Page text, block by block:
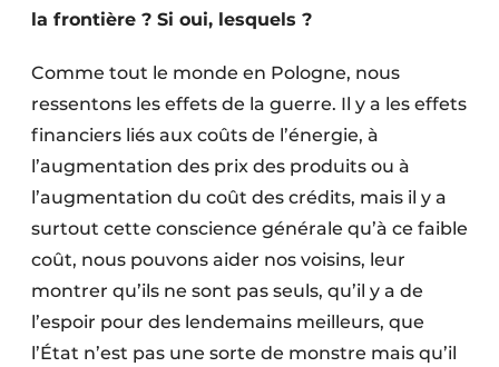
la frontière ? Si oui, lesquels ?
Comme tout le monde en Pologne, nous
ressentons les effets de la guerre. Il y a les effets
financiers liés aux coûts de l’énergie, à
l’augmentation des prix des produits ou à
l’augmentation du coût des crédits, mais il y a
surtout cette conscience générale qu’à ce faible
coût, nous pouvons aider nos voisins, leur
montrer qu’ils ne sont pas seuls, qu’il y a de
l’espoir pour des lendemains meilleurs, que
l’État n’est pas une sorte de monstre mais qu’il